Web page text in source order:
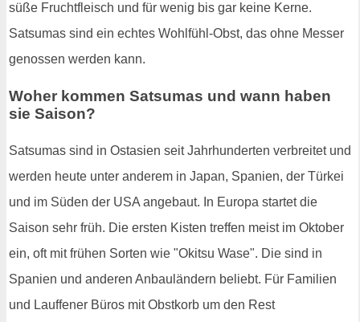
süße Fruchtfleisch und für wenig bis gar keine Kerne.
Satsumas sind ein echtes Wohlfühl-Obst, das ohne Messer
genossen werden kann.
Woher kommen Satsumas und wann haben
sie Saison?
Satsumas sind in Ostasien seit Jahrhunderten verbreitet und
werden heute unter anderem in Japan, Spanien, der Türkei
und im Süden der USA angebaut. In Europa startet die
Saison sehr früh. Die ersten Kisten treffen meist im Oktober
ein, oft mit frühen Sorten wie "Okitsu Wase". Die sind in
Spanien und anderen Anbauländern beliebt. Für Familien
und Lauffener Büros mit Obstkorb um den Rest